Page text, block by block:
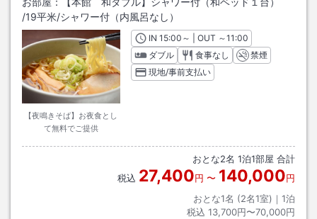
/19平米/シャワー付（内風呂なし）
【夜鳴きそば】お夜食とし
て無料でご提供
INチェックイン
15:00 ～ | OUT チェックアウト
～11:00
ダブル
食事なし
禁煙
現地/事前支払い
おとな2名 1泊1部屋 合計
税込 27,400円 〜 140,000円
おとな1名 (2名1室)｜ 1泊
税込 13,700円〜70,000円